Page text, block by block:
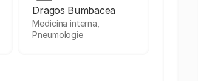
Dragos Bumbacea
Medicina interna,
Pneumologie